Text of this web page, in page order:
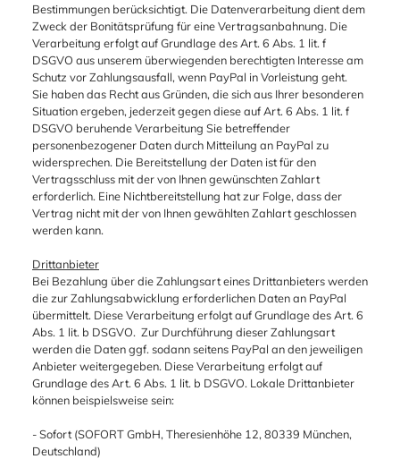
Bestimmungen berücksichtigt. Die Datenverarbeitung dient dem
Zweck der Bonitätsprüfung für eine Vertragsanbahnung. Die
Verarbeitung erfolgt auf Grundlage des Art. 6 Abs. 1 lit. f
DSGVO aus unserem überwiegenden berechtigten Interesse am
Schutz vor Zahlungsausfall, wenn PayPal in Vorleistung geht.
Sie haben das Recht aus Gründen, die sich aus Ihrer besonderen
Situation ergeben, jederzeit gegen diese auf Art. 6 Abs. 1 lit. f
DSGVO beruhende Verarbeitung Sie betreffender
personenbezogener Daten durch Mitteilung an PayPal zu
widersprechen. Die Bereitstellung der Daten ist für den
Vertragsschluss mit der von Ihnen gewünschten Zahlart
erforderlich. Eine Nichtbereitstellung hat zur Folge, dass der
Vertrag nicht mit der von Ihnen gewählten Zahlart geschlossen
werden kann.
Drittanbieter
Bei Bezahlung über die Zahlungsart eines Drittanbieters werden
die zur Zahlungsabwicklung erforderlichen Daten an PayPal
übermittelt. Diese Verarbeitung erfolgt auf Grundlage des Art. 6
Abs. 1 lit. b DSGVO. Zur Durchführung dieser Zahlungsart
werden die Daten ggf. sodann seitens PayPal an den jeweiligen
Anbieter weitergegeben. Diese Verarbeitung erfolgt auf
Grundlage des Art. 6 Abs. 1 lit. b DSGVO. Lokale Drittanbieter
können beispielsweise sein:
- Sofort (SOFORT GmbH, Theresienhöhe 12, 80339 München,
Deutschland)